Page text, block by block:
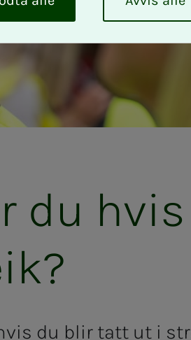
du
du blir tatt ut i